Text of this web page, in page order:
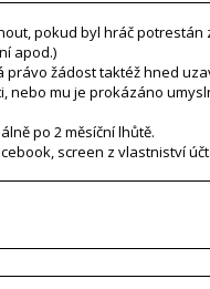
pokud byl hráč
apod.)
právo žádost taktéž hned
nebo mu je prokázáno
po 2 měsíční lhůtě.
screen z vlastniství